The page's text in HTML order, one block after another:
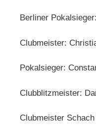
Berliner
Clubmeister:
Pokalsieger:
Clubblitzmeister:
Clubmeister